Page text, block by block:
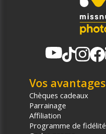
Vos avantages
Chèques cadeaux
Parrainage
Affiliation
Programme de fidélité